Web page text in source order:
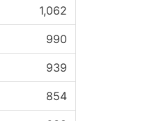
1,062
990
939
854